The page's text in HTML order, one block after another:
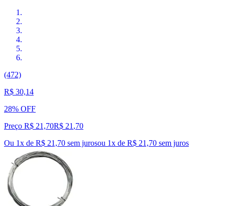
(472)
R$ 30,14
28% OFF
Preço R$ 21,70R$ 21 ,70
Ou 1x de R$ 21,70 sem jurosou 1x de R$ 21,70 sem juros